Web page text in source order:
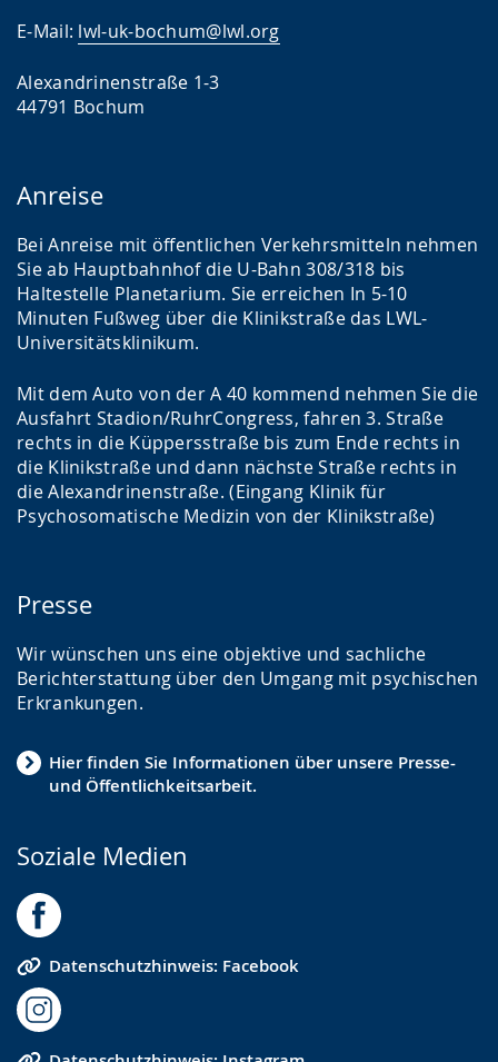
E-Mail: lwl-uk-bochum@lwl.org
Alexandrinenstraße 1-3
44791 Bochum
Anreise
Bei Anreise mit öffentlichen Verkehrsmitteln nehmen
Sie ab Hauptbahnhof die U-Bahn 308/318 bis
Haltestelle Planetarium. Sie erreichen In 5-10
Minuten Fußweg über die Klinikstraße das LWL-
Universitätsklinikum.
Mit dem Auto von der A 40 kommend nehmen Sie die
Ausfahrt Stadion/RuhrCongress, fahren 3. Straße
rechts in die Küppersstraße bis zum Ende rechts in
die Klinikstraße und dann nächste Straße rechts in
die Alexandrinenstraße. (Eingang Klinik für
Psychosomatische Medizin von der Klinikstraße)
Presse
Wir wünschen uns eine objektive und sachliche
Berichterstattung über den Umgang mit psychischen
Erkrankungen.
Hier finden Sie Informationen über unsere Presse-
und Öffentlichkeitsarbeit.
Soziale Medien
Datenschutzhinweis: Facebook